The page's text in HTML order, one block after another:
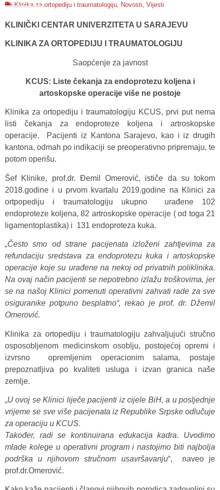
Klinika za ortopediju i traumatologiju
Novosti Vijesti
KLINIČKI CENTAR UNIVERZITETA U SARAJEVU
KLINIKA ZA ORTOPEDIJU I TRAUMATOLOGIJU
Saopćenje za javnost
KCUS: Liste čekanja za endoprotezu koljena i
artoskopske operacije više ne postoje
Klinika za ortopediju i traumatologiju KCUS, prvi put nema
listi čekanja za endoproteze koljena i artroskopske
operacije. Pacijenti iz Kantona Sarajevo, kao i iz drugih
kantona, odmah po indikaciji se preoperativno pripremaju, te
potom operišu.
Šef Klinike, prof.dr. Đemil Omerović, ističe da su tokom
2018.godine i u prvom kvartalu 2019.godine na Klinici za
ortpopediju i traumatologiju ukupno urađene 102
endoproteze koljena, 82 artroskopske operacije ( od toga 21
ligamentoplastika) i 131 endoproteza kuka.
„Često smo od strane pacijenata izloženi zahtjevima za
refundaciju sredstava za endoprotezu kuka i artoskopske
operacije koje su urađene na nekoj od privatnih poliklinika.
Na ovaj način pacijenti se nepotrebno izlažu troškovima, jer
se na našoj Klinici pomenuti operativni zahvati rade za sve
osiguranike potpuno besplatno“, rekao je prof. dr. Džemil
Omerović.
Klinika za ortopediju i traumatologiju zahvaljujući stručno
osposobljenom medicinskom osoblju, postojećoj opremi i
izvrsno opremljenim operacionim salama, postaje
prepoznatljiva po kvaliteti usluga i izvan granica naše
zemlje.
„U ovoj se Klinici liječe pacijenti iz cijele BiH, a u posljednje
vrijeme se sve više pacijenata iz Republike Srpske odlučuje
za operaciju u KCUS.
Također, radi se kontinuirana edukacija kadra. Uvodimo
mlade kolege u operativni program i nastojimo biti najbolja
podrška u njihovom stručnom usavršavanju“, naveo je
prof.dr.Omerović.